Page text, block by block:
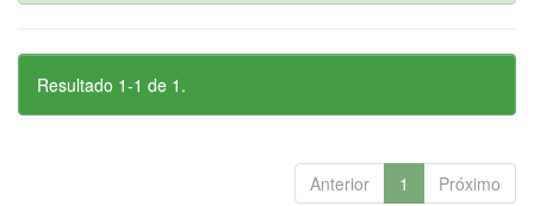
Resultado 1-1 de 1.
Anterior 1 Próximo